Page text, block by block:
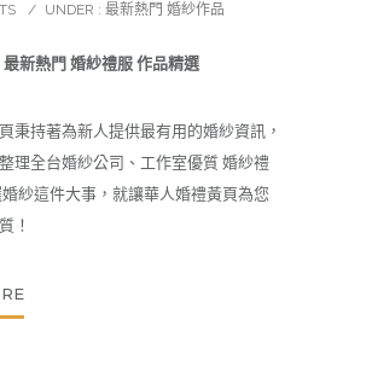
/ UNDER : 最新熱門 婚紗作品
新熱門 婚紗禮服 作品精選
秉持著為新人提供最有用的婚紗資訊，
理全台婚紗公司、工作室優質 婚紗禮
紗這件大事，就讓華人婚禮黃頁為您
！